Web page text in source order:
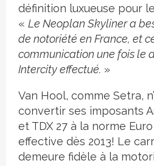
définition luxueuse pour
« Le Neoplan Skyliner a
de notoriété en France, et
communication une fois le
Intercity effectué. »
Van Hool, comme Setra,
convertir ses imposants
et TDX 27 à la norme
effective dès 2013! Le
demeure fidèle à la